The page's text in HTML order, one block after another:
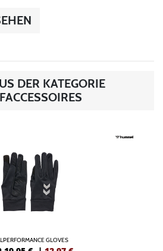
DER KATEGORIE
GLOVES